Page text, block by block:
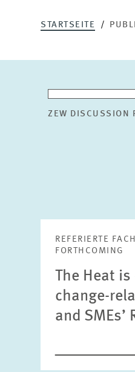
STARTSEITE
ZEW DISCUSSION
REFERIERTE
FORTHCOMING
The Heat
change-
and SMEs’